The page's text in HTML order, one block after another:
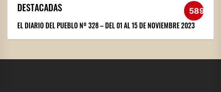
DESTACADAS 589
EL DIARIO DEL PUEBLO Nº 328 – DEL 01 AL 15 DE NOVIEMBRE 2023